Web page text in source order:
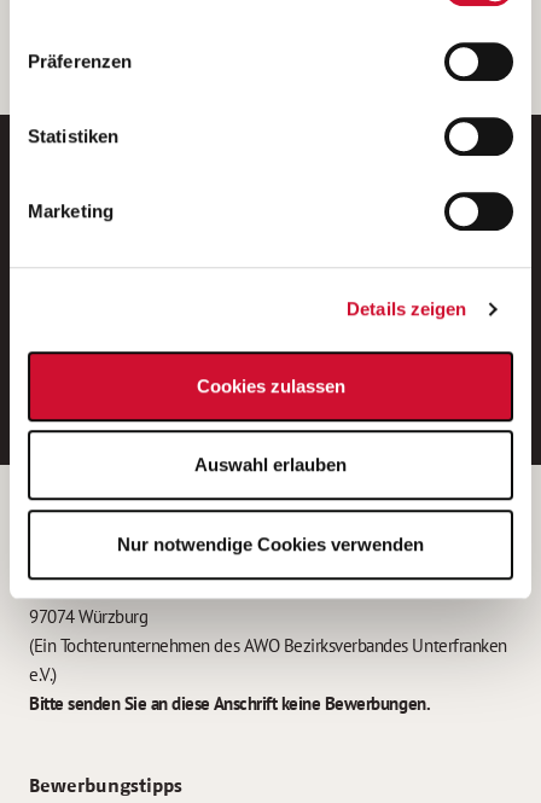
Sie der Speicherung sämtlicher Cookies zu. Sie können
Ihre Einwilligung selbstverständlich jederzeit widerrufen,
indem Sie die Cookie-Einstellungen aufrufen und diese
unserer
Präferenzen
Statistiken
Marketing
Details zeigen
Cookies zulassen
Auswahl erlauben
Nur notwendige Cookies verwenden
E-Mail-Adresse eintragen
Betreiber der Webseite
Garitz Bewirtschaftungsbetriebe GmbH
Kantstraße 45a
97074 Würzburg
(Ein Tochterunternehmen des AWO Bezirksverbandes Unterfranken
e.V.)
Bitte senden Sie an diese Anschrift keine Bewerbungen.
Bewerbungstipps